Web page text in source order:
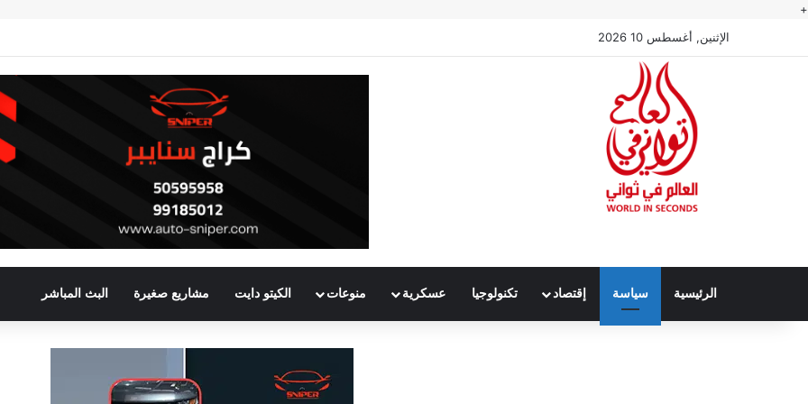
+
الإثنين, أغسطس 10 2026
الرئيسية سياسة إقتصاد تكنولوجيا عسكرية منوعات الكيتو دايت مشاريع صغيرة البث المباشر